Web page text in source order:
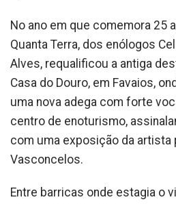
No ano em que comemora 25
Quanta Terra, dos enólogos
Alves, requalificou a antiga
Casa do Douro, em Favaios,
uma nova adega com forte
centro de enoturismo,
com uma exposição da artista
Vasconcelos.
Entre barricas onde estagia o